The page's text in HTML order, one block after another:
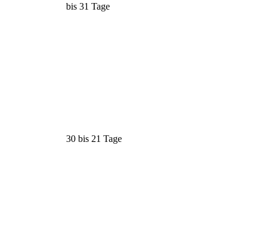
bis 31 Tage
30 bis 21 Tage